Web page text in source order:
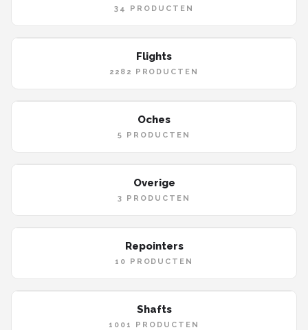
34 PRODUCTEN
Flights
2282 PRODUCTEN
Oches
5 PRODUCTEN
Overige
3 PRODUCTEN
Repointers
10 PRODUCTEN
Shafts
1001 PRODUCTEN